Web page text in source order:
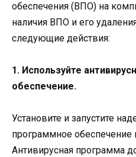
обеспечения (ВПО) на
наличия ВПО и его
следующие действия:
1. Используйте
обеспечение.
Установите и запустите
программное
Антивирусная программа